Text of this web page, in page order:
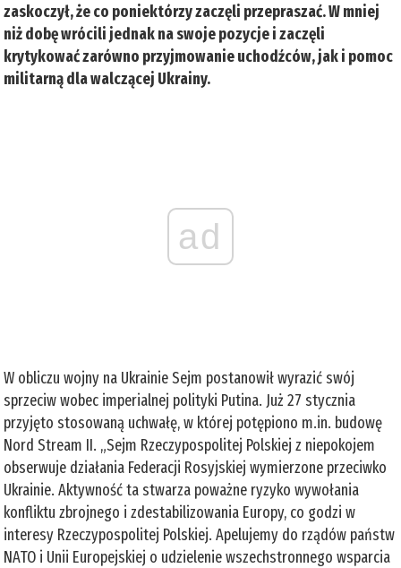
zaskoczył, że co poniektórzy zaczęli przepraszać. W mniej
niż dobę wrócili jednak na swoje pozycje i zaczęli
krytykować zarówno przyjmowanie uchodźców, jak i pomoc
militarną dla walczącej Ukrainy.
ad
W obliczu wojny na Ukrainie Sejm postanowił wyrazić swój
sprzeciw wobec imperialnej polityki Putina. Już 27 stycznia
przyjęto stosowaną uchwałę, w której potępiono m.in. budowę
Nord Stream II. „Sejm Rzeczypospolitej Polskiej z niepokojem
obserwuje działania Federacji Rosyjskiej wymierzone przeciwko
Ukrainie. Aktywność ta stwarza poważne ryzyko wywołania
konfliktu zbrojnego i zdestabilizowania Europy, co godzi w
interesy Rzeczypospolitej Polskiej. Apelujemy do rządów państw
NATO i Unii Europejskiej o udzielenie wszechstronnego wsparcia